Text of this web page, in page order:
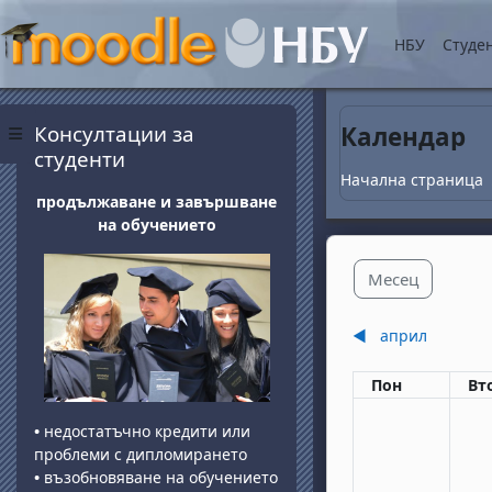
Прескочи на
Страничен панел
НБУ
Календар
Начална страница
Месец
◀︎ април
Понеделник
Пон
Блокове
Консултации за
студенти
продължаване и завършване
на обучението
• недостатъчно кредити или
проблеми с дипломирането
• възобновяване на обучението